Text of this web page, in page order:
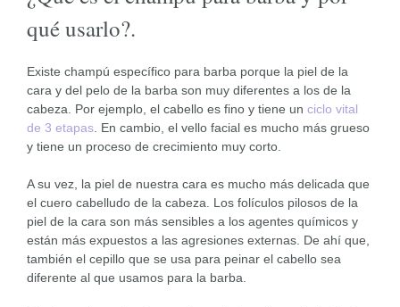
qué usarlo?.
Existe champú específico para barba porque la piel de la
cara y del pelo de la barba son muy diferentes a los de la
cabeza. Por ejemplo, el cabello es fino y tiene un ciclo vital
de 3 etapas . En cambio, el vello facial es mucho más grueso
y tiene un proceso de crecimiento muy corto.
A su vez, la piel de nuestra cara es mucho más delicada que
el cuero cabelludo de la cabeza. Los folículos pilosos de la
piel de la cara son más sensibles a los agentes químicos y
están más expuestos a las agresiones externas. De ahí que,
también el cepillo que se usa para peinar el cabello sea
diferente al que usamos para la barba.